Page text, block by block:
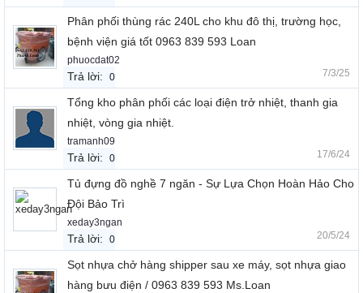
Phân phối thùng rác 240L cho khu đô thị, trường học,
bệnh viện giá tốt 0963 839 593 Loan
phuocdat02
Trả lời: 0 7/3/25
Tổng kho phân phối các loại điện trở nhiệt, thanh gia
nhiệt, vòng gia nhiệt.
tramanh09
Trả lời: 0 17/6/24
Tủ đựng đồ nghề 7 ngăn - Sự Lựa Chọn Hoàn Hảo Cho
Đội Bảo Trì
xeday3ngan
Trả lời: 0 20/5/24
Sọt nhựa chở hàng shipper sau xe máy, sọt nhựa giao
hàng bưu điện / 0963 839 593 Ms.Loan